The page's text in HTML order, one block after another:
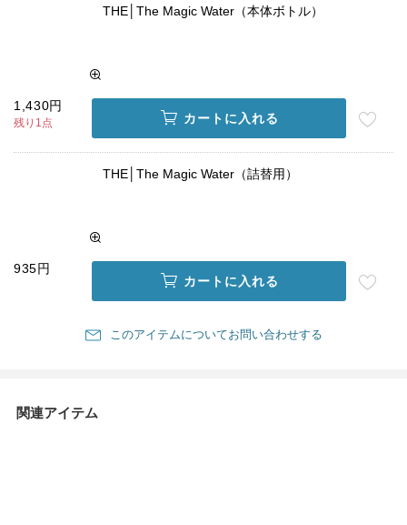
THE│The Magic Water（本体ボトル）
1,430円
残り1点 カートに入れる
THE│The Magic Water（詰替用）
935円
カートに入れる
このアイテムについてお問い合わせする
関連アイテム